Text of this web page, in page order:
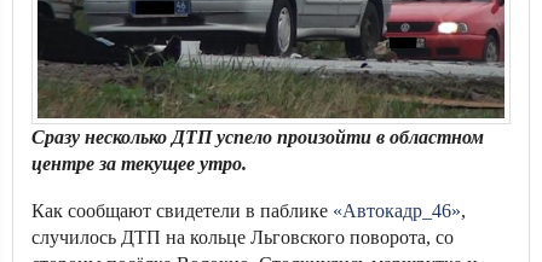
Сразу несколько ДТП успело произойти в областном
центре за текущее утро.
Как сообщают свидетели в паблике «Автокадр_46»,
случилось ДТП на кольце Льговского поворота, со